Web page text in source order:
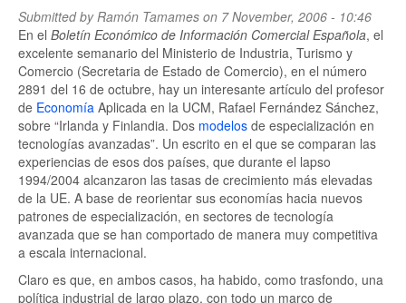
Submitted byRamón Tamames on 7 November, 2006 - 10:46
En el Boletín Económico de Información Comercial Española, el
excelente semanario del Ministerio de Industria, Turismo y
Comercio (Secretaria de Estado de Comercio), en el número
2891 del 16 de octubre, hay un interesante artículo del profesor
de Economía Aplicada en la UCM, Rafael Fernández Sánchez,
sobre “Irlanda y Finlandia. Dos modelos de especialización en
tecnologías avanzadas”. Un escrito en el que se comparan las
experiencias de esos dos países, que durante el lapso
1994/2004 alcanzaron las tasas de crecimiento más elevadas
de la UE. A base de reorientar sus economías hacia nuevos
patrones de especialización, en sectores de tecnología
avanzada que se han comportado de manera muy competitiva
a escala internacional.
Claro es que, en ambos casos, ha habido, como trasfondo, una
política industrial de largo plazo, con todo un marco de